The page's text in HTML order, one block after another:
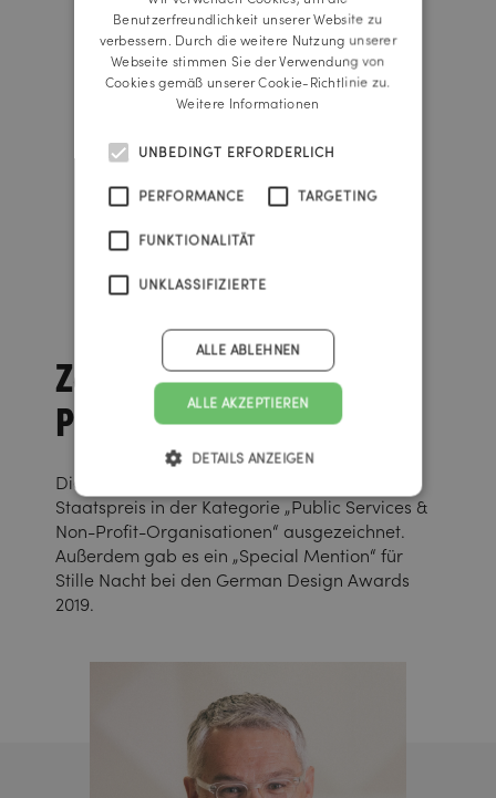
Zahlreiche
Preise
Die „Stille Nacht!“-Kampagne wurde mit dem
Staatspreis in der Kategorie „Public Services &
Non-Profit-Organisationen“ ausgezeichnet.
Außerdem gab es ein „Special Mention“ für
Stille Nacht bei den German Design Awards
2019.
Benutzerfreundlichkeit unserer Website zu
verbessern. Durch die weitere Nutzung unserer
Webseite stimmen Sie der Verwendung von
Cookies gemäß unserer Cookie-Richtlinie zu.
Weitere Informationen
UNBEDINGT ERFORDERLICH
PERFORMANCE TARGETING
FUNKTIONALITÄT
UNKLASSIFIZIERTE
ALLE AKZEPTIEREN
ALLE ABLEHNEN
DETAILS ANZEIGEN